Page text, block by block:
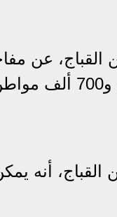
القباج، عن
في مصر والبالغ
القباج، أنه